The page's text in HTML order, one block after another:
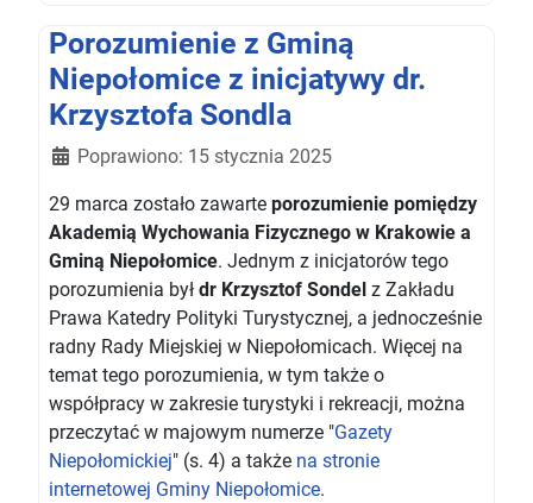
Porozumienie z Gminą
Niepołomice z inicjatywy dr.
Krzysztofa Sondla
Szczegóły
Poprawiono: 15 stycznia 2025
29 marca zostało zawarte porozumienie pomiędzy
Akademią Wychowania Fizycznego w Krakowie a
Gminą Niepołomice. Jednym z inicjatorów tego
porozumienia był dr Krzysztof Sondel z Zakładu
Prawa Katedry Polityki Turystycznej, a jednocześnie
radny Rady Miejskiej w Niepołomicach. Więcej na
temat tego porozumienia, w tym także o
współpracy w zakresie turystyki i rekreacji, można
przeczytać w majowym numerze "Gazety
Niepołomickiej" (s. 4) a także na stronie
internetowej Gminy Niepołomice.